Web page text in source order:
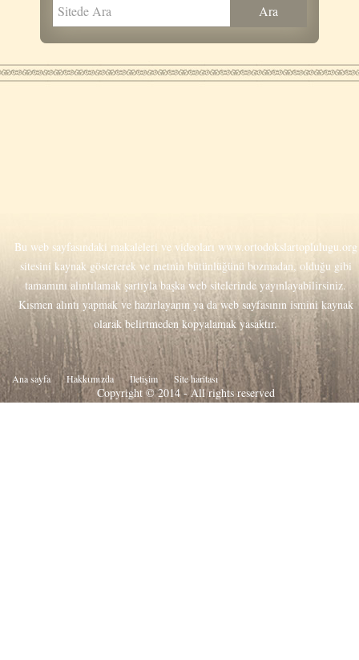
Bu web sayfasındaki makaleleri ve videoları www.ortodokslartoplulugu.org
sitesini kaynak göstererek ve metnin bütünlüğünü bozmadan, olduğu gibi
tamamını alıntılamak şartıyla başka web sitelerinde yayınlayabilirsiniz.
Kısmen alıntı yapmak ve hazırlayanın ya da web sayfasının ismini kaynak
olarak belirtmeden kopyalamak yasaktır.
Ana sayfa Hakkιmιzda İletişim Site haritası
Copyright © 2014 - All rights reserved